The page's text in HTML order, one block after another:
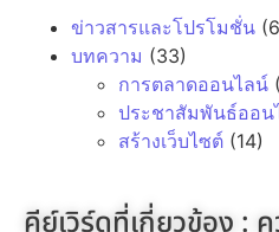
ข่าวสารและโปรโมชั่น
บทความ (33)
การตลาดออนไลน์
ประชาสัมพันธ์ออน
สร้างเว็บไซต์ (14)